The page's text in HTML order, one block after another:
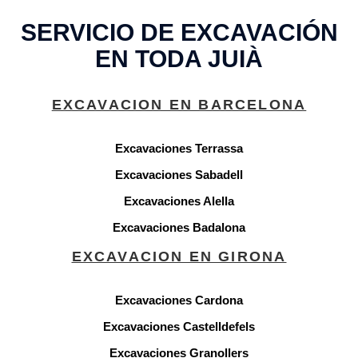
SERVICIO DE EXCAVACIÓN
EN TODA JUIÀ
EXCAVACION EN BARCELONA
Excavaciones Terrassa
Excavaciones Sabadell
Excavaciones Alella
Excavaciones Badalona
EXCAVACION EN GIRONA
Excavaciones Cardona
Excavaciones Castelldefels
Excavaciones Granollers